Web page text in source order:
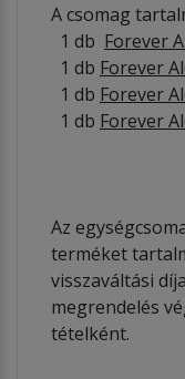
A csomag
1 db Forever
1 db Forever
1 db Forever
1 db Forever
Az
terméket
visszaváltási
megrendelés
tételként.